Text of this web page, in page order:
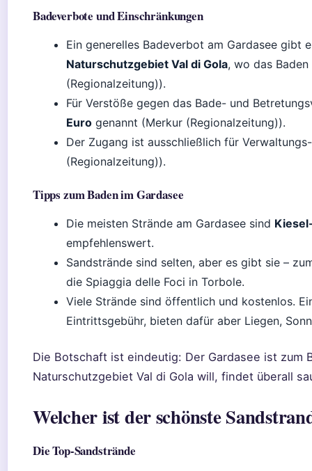
Badeverbote und Einschränkungen
Ein generelles Badeverbot am Gardasee gibt
Naturschutzgebiet Val di Gola, wo das
(Regionalzeitung)).
Für Verstöße gegen das Bade- und
Euro genannt (Merkur (Regionalzeitung)).
Der Zugang ist ausschließlich für
(Regionalzeitung)).
Tipps zum Baden im Gardasee
Die meisten Strände am Gardasee sind
empfehlenswert.
Sandstrände sind selten, aber es gibt sie –
die Spiaggia delle Foci in Torbole.
Viele Strände sind öffentlich und kostenlos.
Eintrittsgebühr, bieten dafür aber Liegen,
Die Botschaft ist eindeutig: Der Gardasee ist zum
Naturschutzgebiet Val di Gola will, findet überall
Welcher ist der schönste
Die Top-Sandstrände